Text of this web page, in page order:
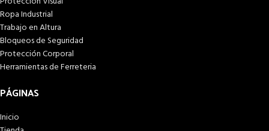
Ropa Industrial
Trabajo en Altura
Bloqueos de Seguridad
Protección Corporal
Herramientas de Ferreteria
PÁGINAS
Inicio